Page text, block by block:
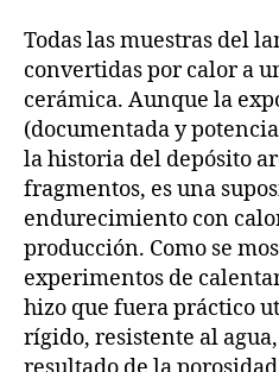
Todas las muestras del
convertidas por calor a
cerámica. Aunque la
(documentada y
la historia del depósito
fragmentos, es una
endurecimiento con
producción. Como se
experimentos de
hizo que fuera práctico
rígido, resistente al